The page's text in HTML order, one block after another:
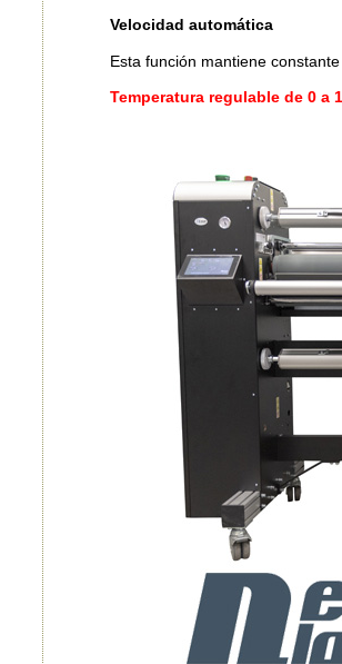
Velocidad automática
Esta función mantiene
Temperatura regulable de 0 a